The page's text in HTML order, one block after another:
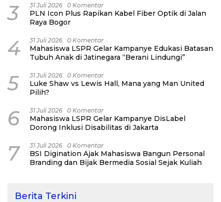
3 31 Juli 2026 0 Komentar
PLN Icon Plus Rapikan Kabel Fiber Optik di Jalan
Raya Bogor
4 31 Juli 2026 0 Komentar
Mahasiswa LSPR Gelar Kampanye Edukasi Batasan
Tubuh Anak di Jatinegara “Berani Lindungi”
5 31 Juli 2026 0 Komentar
Luke Shaw vs Lewis Hall, Mana yang Man United
Pilih?
6 31 Juli 2026 0 Komentar
Mahasiswa LSPR Gelar Kampanye DisLabel
Dorong Inklusi Disabilitas di Jakarta
7 31 Juli 2026 0 Komentar
BSI Digination Ajak Mahasiswa Bangun Personal
Branding dan Bijak Bermedia Sosial Sejak Kuliah
Berita Terkini